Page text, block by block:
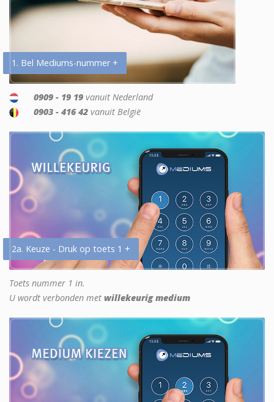
1. Bel Mediums-nummer +
0909 - 19 19 vanuit Nederland
0903 - 416 42 vanuit België
2a. Keuze - Druk op toets 1 +
Toets nummer 1 in.
U wordt verbonden met willekeurig medium